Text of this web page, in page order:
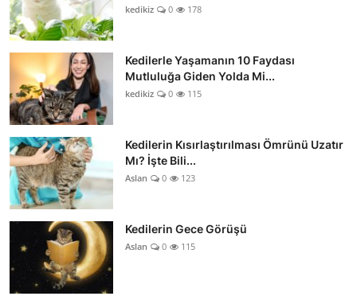
kedikiz 0 178
Kedilerle Yaşamanın 10 Faydası
Mutluluğa Giden Yolda Mi...
kedikiz 0 115
Kedilerin Kısırlaştırılması Ömrünü Uzatır
Mı? İşte Bili...
Aslan 0 123
Kedilerin Gece Görüşü
Aslan 0 115